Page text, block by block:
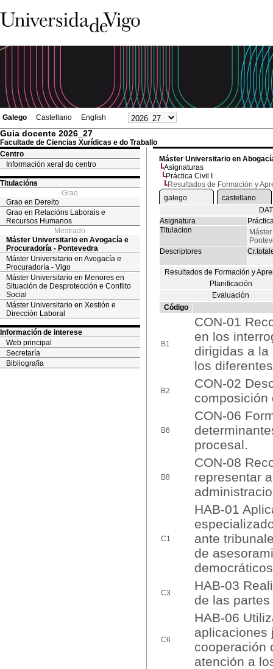
Galego Castellano English
Guia docente 2026_27
Facultade de Ciencias Xurídicas e do Traballo
Centro
Información xeral do centro
Titulacións
Grao
Grao en Dereito
Grao en Relacións Laborais e
Recursos Humanos
Mestrado
Máster Universitario en Avogacía e
Procuradoría - Pontevedra
Máster Universitario en Avogacía e
Procuradoría - Vigo
Máster Universitario en Menores en
Situación de Desprotección e Conflito
Social
Máster Universitario en Xestión e
Dirección Laboral
Información de interese
Web principal
Secretaría
Bibliografía
Máster Universitario en
Asignaturas
Práctica Civil I
Resultados de Formación y
galego
castellano
Asignatura
Titulacion
Descriptores
Resultados de Formación y
Planificación
Evaluación
Código
B1
CON-01
en los
dirigidas a
los
B2
CON-02
composición
B6
CON-06
procesal.
B8
CON-08
representar
C1
HAB-01
ante
de
C3
HAB-03
de las
C6
HAB-06
aplicaciones
cooperación
atención a